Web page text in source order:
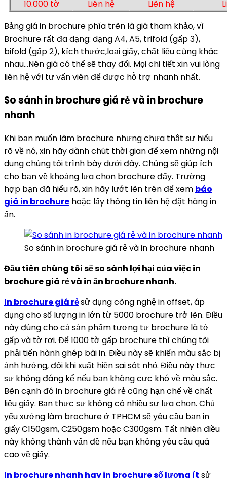
10.000 tờ
Liên hệ Liên hệ
Bảng giá in brochure phía trên là giá tham khảo, vì
Brochure rất đa dạng: dạng A4, A5, trifold (gấp 3),
bifold (gấp 2), kích thước,loại giấy, chất liệu cũng khác
nhau…Nên giá có thể sẽ thay đổi. Mọi chi tiết xin vui lòng
liên hệ với tư vấn viên để được hỗ trợ nhanh nhất.
So sánh in brochure giá rẻ và in brochure
nhanh
Khi bạn muốn làm brochure nhưng chưa thật sự hiểu
rõ về nó, xin hãy dành chút thời gian để xem những nội
dung chúng tôi trình bày dưới đây. Chúng sẽ giúp ích
cho bạn về khoảng lựa chọn brochure đấy. Trường
hợp bạn đã hiểu rõ, xin hãy lướt lên trên để xem báo
giá in brochure hoặc lấy thông tin liên hệ đặt hàng in
ấn.
So sánh in brochure giá rẻ và in brochure nhanh
Đầu tiên chúng tôi sẽ so sánh lợi hại của việc in
brochure giá rẻ và in ấn brochure nhanh.
In brochure giá rẻsử dụng công nghệ in offset, áp
dụng cho số lượng in lớn từ 5000 brochure trở lên. Điều
này đúng cho cả sản phẩm tương tự brochure là tờ
gấp và tờ rơi. Để 1000 tờ gấp brochure thì chúng tôi
phải tiến hành ghép bài in. Điều này sẽ khiến màu sắc bị
ảnh hưởng, đôi khi xuất hiện sai sót nhỏ. Điều này thực
sự không đáng kể nếu bạn không cực khó về màu sắc.
Bên cạnh đó in brochure giá rẻ cũng hạn chế về chất
liệu giấy. Bạn thực sự không có nhiều sự lựa chọn. Chủ
yếu xưởng làm brochure ở TPHCM sẽ yêu cầu bạn in
giấy C150gsm, C250gsm hoặc C300gsm. Tất nhiên điều
này không thành vấn đề nếu bạn không yêu cầu quá
cao về giấy.
In brochure nhanh hay in brochure số lượng ít sử